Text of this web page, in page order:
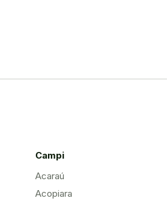
Campi
Acaraú
Acopiara